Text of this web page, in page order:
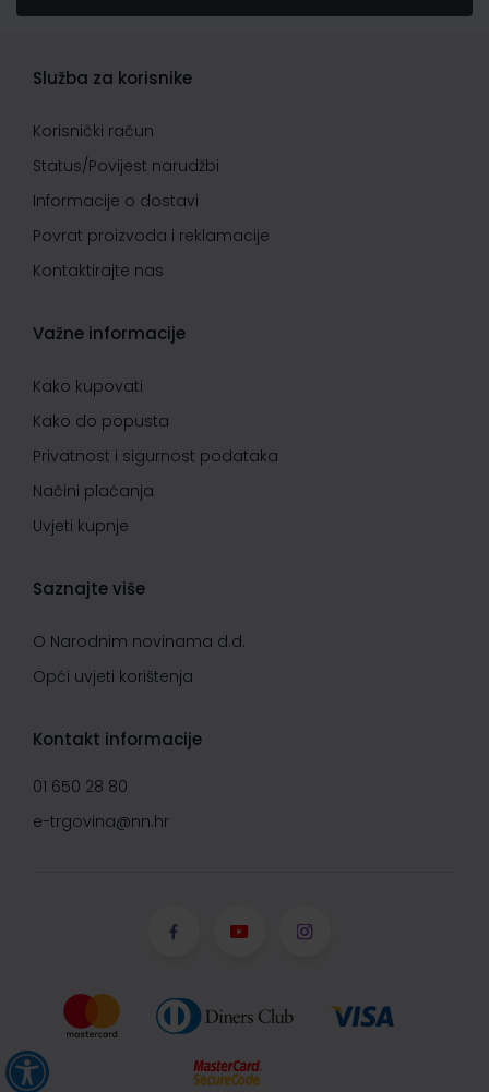
Služba za korisnike
Korisnički račun
Status/Povijest narudžbi
Informacije o dostavi
Povrat proizvoda i reklamacije
Kontaktirajte nas
Važne informacije
Kako kupovati
Kako do popusta
Privatnost i sigurnost podataka
Načini plaćanja
Uvjeti kupnje
Saznajte više
O Narodnim novinama d.d.
Opći uvjeti korištenja
Kontakt informacije
01 650 28 80
e-trgovina@nn.hr